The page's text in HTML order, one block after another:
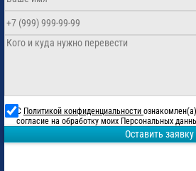
С Политикой конфиденциальности
согласие на обработку моих Персональных
Оставить заявку